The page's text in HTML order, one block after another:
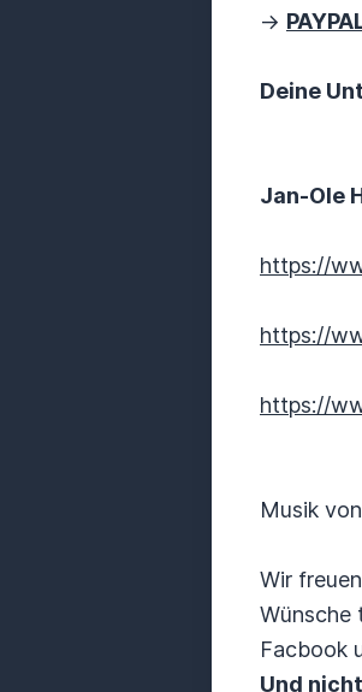
->
Deine
Jan-Ole
https://
https://
https://
Musik
Wir
Wünsche
Facbook
Und